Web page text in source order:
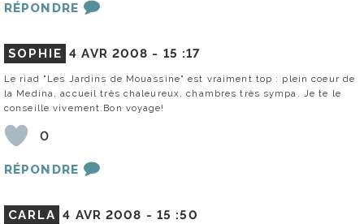
RÉPONDRE
SOPHIE 4 AVR 2008 - 15 :17
Le riad "Les Jardins de Mouassine" est vraiment top : plein coeur de
la Medina, accueil très chaleureux, chambres très sympa. Je te le
conseille vivement.Bon voyage!
0
RÉPONDRE
CARLA 4 AVR 2008 - 15 :50